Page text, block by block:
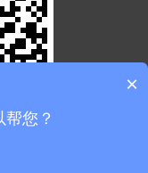
×
您？